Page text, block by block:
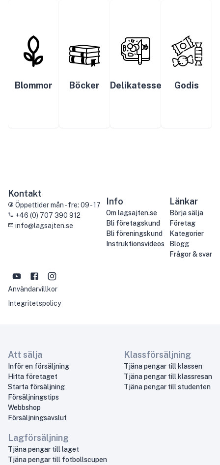
Blommor Böcker Delikatesser Godis
Kontakt
Öppettider mån - fre: 09 - 17
+46 (0) 707 390 912
info@lagsajten.se
Info
Om lagsajten.se
Bli företagskund
Bli föreningskund
Instruktionsvideos
Länkar
Börja sälja
Företag
Kategorier
Blogg
Frågor & svar
Användarvillkor
Integritetspolicy
Att sälja
Inför en försäljning
Hitta företaget
Starta försäljning
Försäljningstips
Webbshop
Försäljningsavslut
Klassförsäljning
Tjäna pengar till klassen
Tjäna pengar till klassresan
Tjäna pengar till studenten
Lagförsäljning
Tjäna pengar till laget
Tjäna pengar till fotbollscupen